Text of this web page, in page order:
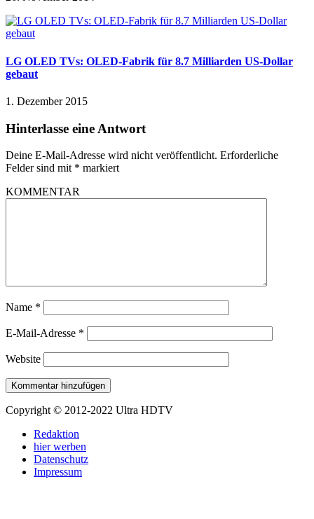
LG OLED TVs: OLED-Fabrik für 8.7 Milliarden US-Dollar
gebaut
1. Dezember 2015
Hinterlasse eine Antwort
Deine E-Mail-Adresse wird nicht veröffentlicht. Erforderliche
Felder sind mit * markiert
KOMMENTAR
Name *
E-Mail-Adresse *
Website
Copyright © 2012-2022 Ultra HDTV
Redaktion
hier werben
Datenschutz
Impressum